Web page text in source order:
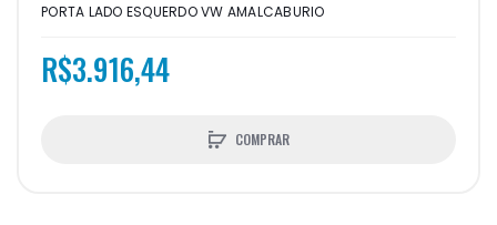
PORTA LADO ESQUERDO VW AMALCABURIO
R$3.916,44
COMPRAR